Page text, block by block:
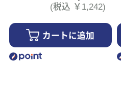
(税込 ￥1,242)
カートに追加